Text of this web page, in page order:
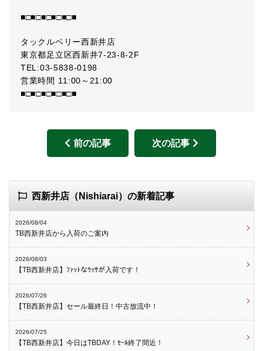
■□■□■□■□■□■
タックルベリー西新井店
東京都足立区西新井7-23-8-2F
TEL:03-5838-0198
営業時間 11:00～21:00
■□■□■□■□■□■
前の記事 次の記事
西新井店（Nishiarai）の新着記事
2026/08/04
TB西新井店から入荷のご案内
2026/08/03
【TB西新井店】ﾌｧｯﾄなｳｯｻが入荷です！
2026/07/26
【TB西新井店】セール最終日！中古放流中！
2026/07/25
【TB西新井店】今日はTBDAY！ｾｰﾙ終了間近！